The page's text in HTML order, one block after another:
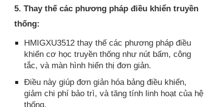
5. Thay thế các phương pháp điều khiển truyền
thống:
HMIGXU3512 thay thế các phương pháp điều
khiển cơ học truyền thống như nút bấm, công
tắc, và màn hình hiển thị đơn giản.
Điều này giúp đơn giản hóa bảng điều khiển,
giảm chi phí bảo trì, và tăng tính linh hoạt của hệ
thống.